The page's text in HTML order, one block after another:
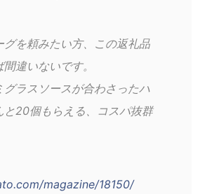
グを頼みたい方、この返礼品
違いないです。
グラスソースが合わさったハ
と20個もらえる、コスパ抜群
magazine/18150/